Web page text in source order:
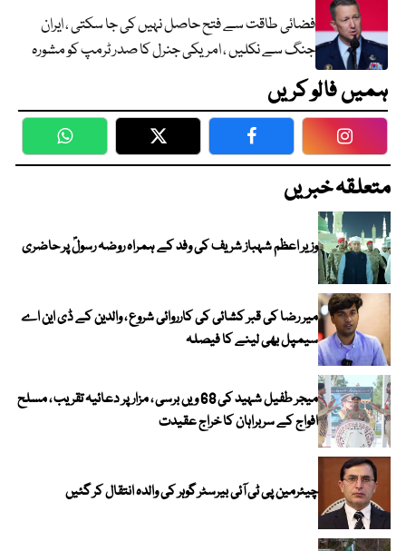
فضائی طاقت سے فتح حاصل نہیں کی جا سکتی ، ایران
جنگ سے نکلیں ، امریکی جنرل کا صدر ٹرمپ کو مشورہ
ہمیں فالو کریں
WhatsApp Twitter Facebook
متعلقہ خبریں
وزیر اعظم شہباز شریف کی وفد کے ہمراہ روضہ رسولؐ پر حاضری
میر رضا کی قبر کشائی کی کارروائی شروع ، والدین کے ڈی این اے
سیمپل بھی لینے کا فیصلہ
میجر طفیل شہید کی 68 ویں برسی ، مزار پر دعائیہ تقریب ، مسلح
افواج کے سربراہان کا خراج عقیدت
چیئرمین پی ٹی آئی بیرسٹر گوہر کی والدہ انتقال کر گئیں